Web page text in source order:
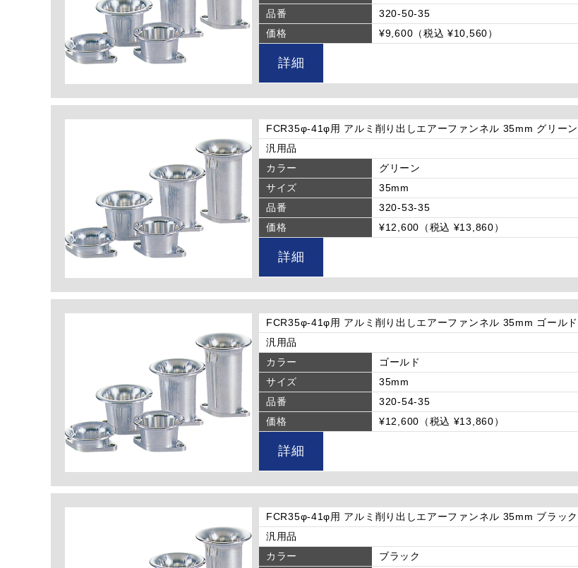
品番
320-50-35
価格
¥9,600（税込 ¥10,560）
詳細
FCR35φ-41φ用 アルミ削り出しエアーファンネル 35mm グリーン
汎用品
カラー
グリーン
サイズ
35mm
品番
320-53-35
価格
¥12,600（税込 ¥13,860）
詳細
FCR35φ-41φ用 アルミ削り出しエアーファンネル 35mm ゴールド
汎用品
カラー
ゴールド
サイズ
35mm
品番
320-54-35
価格
¥12,600（税込 ¥13,860）
詳細
FCR35φ-41φ用 アルミ削り出しエアーファンネル 35mm ブラック
汎用品
カラー
ブラック